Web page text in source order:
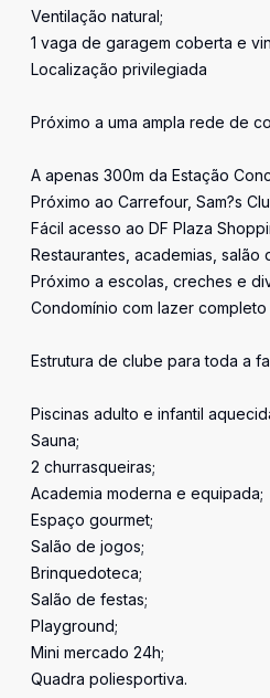
Ventilação natural;
1 vaga de garagem coberta e
Localização privilegiada
Próximo a uma ampla rede de
A apenas 300m da Estação
Próximo ao Carrefour, Sam?s
Fácil acesso ao DF Plaza
Restaurantes, academias,
Próximo a escolas, creches e
Condomínio com lazer completo
Estrutura de clube para toda a
Piscinas adulto e infantil
Sauna;
2 churrasqueiras;
Academia moderna e equipada;
Espaço gourmet;
Salão de jogos;
Brinquedoteca;
Salão de festas;
Playground;
Mini mercado 24h;
Quadra poliesportiva.